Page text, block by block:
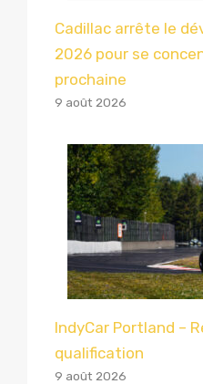
Cadillac arrête le
2026 pour se
prochaine
9 août 2026
IndyCar Portland –
qualification
9 août 2026